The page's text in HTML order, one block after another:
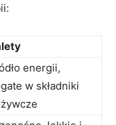
energii,
w składniki